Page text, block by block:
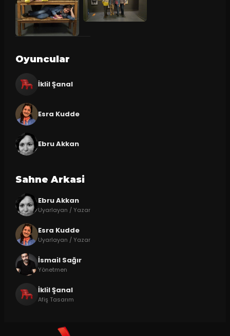
Oyuncular
İklil Şanal
Esra Kudde
Ebru Akkan
Sahne Arkasi
Ebru Akkan
Uyarlayan / Yazar
Esra Kudde
Uyarlayan / Yazar
İsmail Sağır
Yönetmen
İklil Şanal
Afiş Tasarım